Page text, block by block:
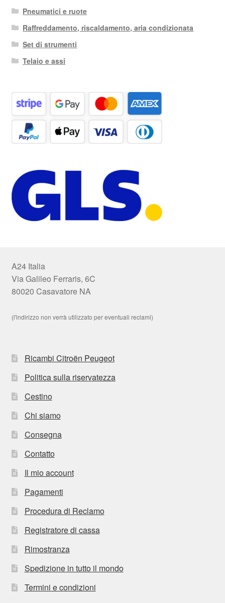
Pneumatici e ruote
Raffreddamento, riscaldamento, aria condizionata
Set di strumenti
Telaio e assi
A24 Italia
Via Galileo Ferraris, 6C
80020 Casavatore NA
(l'indirizzo non verrà utilizzato per eventuali reclami)
Ricambi Citroën Peugeot
Politica sulla riservatezza
Cestino
Chi siamo
Consegna
Contatto
Il mio account
Pagamenti
Procedura di Reclamo
Registratore di cassa
Rimostranza
Spedizione in tutto il mondo
Termini e condizioni